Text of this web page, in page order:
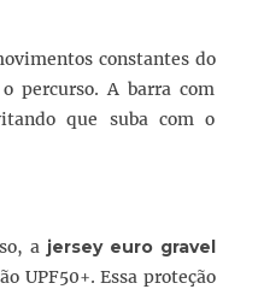
constantes do
percurso. A barra com
que suba com o
a jersey euro gravel
UPF50+. Essa proteção